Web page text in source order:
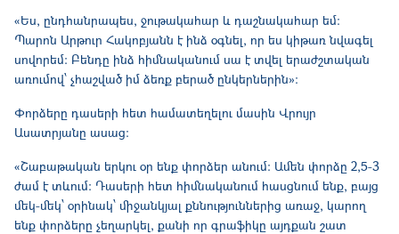
«Ես, ընդհանրապես, ջութակահար և դաշնակահար եմ։
Պարոն Արթուր Հակոբյանն է ինձ օգնել, որ ես կիթառ նվագել
սովորեմ։ Բենդը ինձ հիմնականում սա է տվել երաժշտական
առումով՝ չհաշված իմ ձեռք բերած ընկերներին»։
Փորձերը դասերի հետ համատեղելու մասին Վրույր
Ասատրյանը ասաց։
«Շաբաթական երկու օր ենք փորձեր անում։ Ամեն փորձը 2,5-3
ժամ է տևում։ Դասերի հետ հիմնականում հասցնում ենք, բայց
մեկ-մեկ՝ օրինակ՝ միջանկյալ քննություններից առաջ, կարող
ենք փորձերը չեղարկել, քանի որ գրաֆիկը այդքան շատ